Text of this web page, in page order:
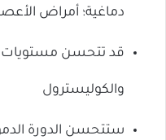
دماغية؛ أمراض
قد تتحسن مستويات
والكوليسترول
ستتحسن الدورة